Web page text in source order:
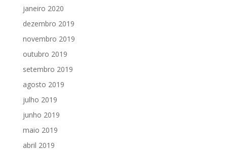
janeiro 2020
dezembro 2019
novembro 2019
outubro 2019
setembro 2019
agosto 2019
julho 2019
junho 2019
maio 2019
abril 2019